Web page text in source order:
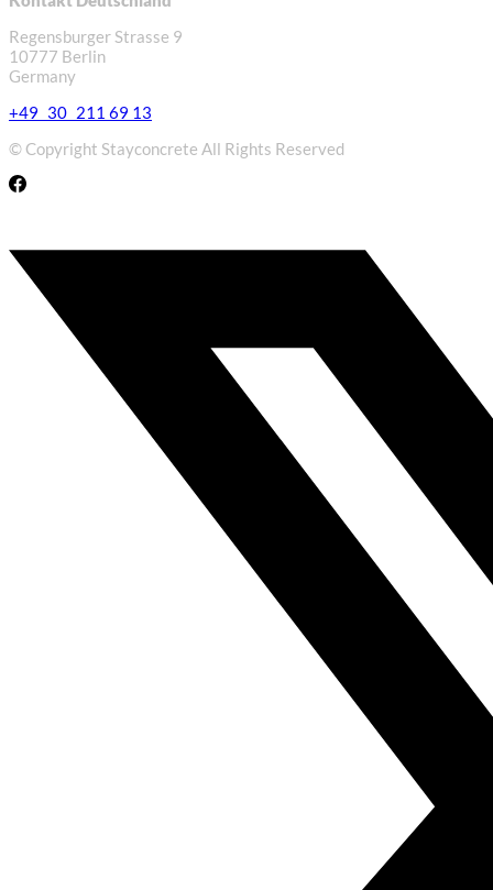
Regensburger Strasse 9
10777 Berlin
Germany
+49 30 211 69 13
© Copyright Stayconcrete All Rights Reserved